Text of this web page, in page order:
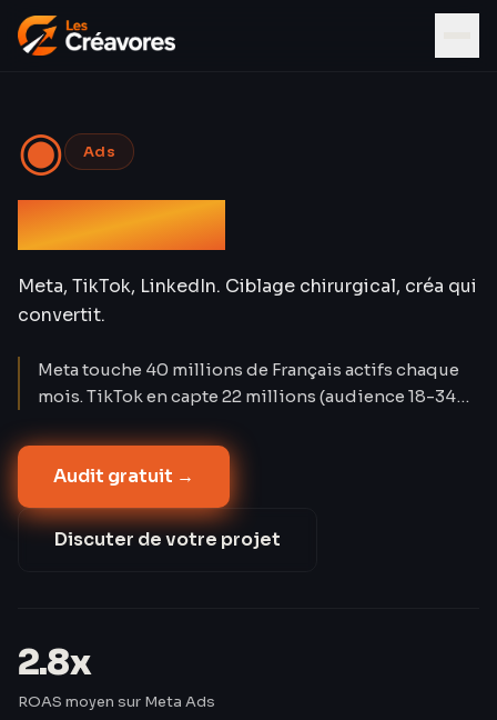
◉ Ads
Social Ads
Meta, TikTok, LinkedIn. Ciblage chirurgical, créa qui
convertit.
Meta touche 40 millions de Français actifs chaque
mois. TikTok en capte 22 millions (audience 18-34
Social Ads créent la demande là où Google Ads la
capture. Nos campagnes atteignent un CPA réduit
de 42 % après 60 jours d'optimisation.
Audit gratuit →
Discuter de votre projet
2.8x
ROAS moyen sur Meta Ads